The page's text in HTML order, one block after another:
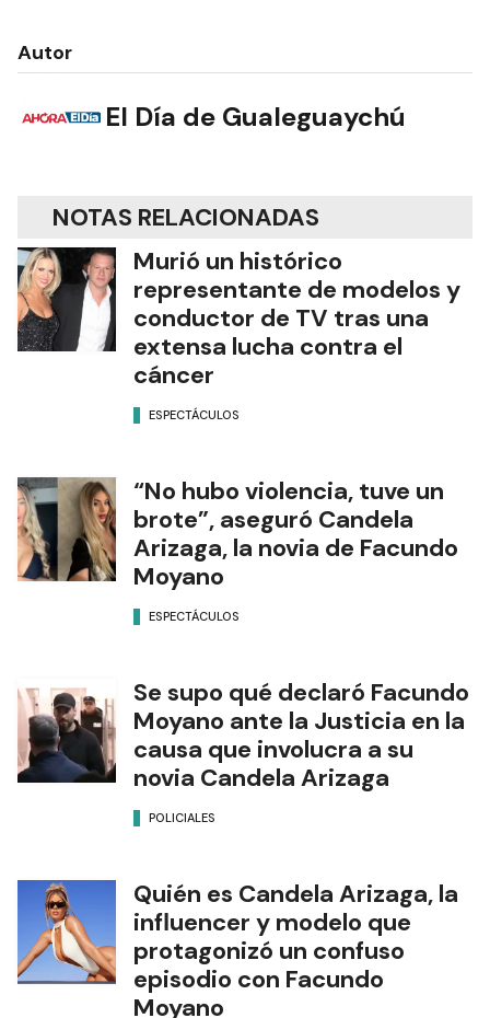
Autor
El Día de Gualeguaychú
NOTAS RELACIONADAS
Murió un histórico
representante de modelos y
conductor de TV tras una
extensa lucha contra el
cáncer
ESPECTÁCULOS
“No hubo violencia, tuve un
brote”, aseguró Candela
Arizaga, la novia de Facundo
Moyano
ESPECTÁCULOS
Se supo qué declaró Facundo
Moyano ante la Justicia en la
causa que involucra a su
novia Candela Arizaga
POLICIALES
Quién es Candela Arizaga, la
influencer y modelo que
protagonizó un confuso
episodio con Facundo
Moyano